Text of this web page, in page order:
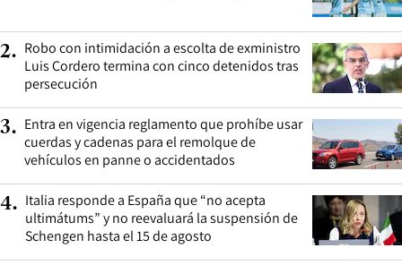
2. Robo con intimidación a escolta de exministro
Luis Cordero termina con cinco detenidos tras
persecución
3. Entra en vigencia reglamento que prohíbe usar
cuerdas y cadenas para el remolque de
vehículos en panne o accidentados
4. Italia responde a España que “no acepta
ultimátums” y no reevaluará la suspensión de
Schengen hasta el 15 de agosto